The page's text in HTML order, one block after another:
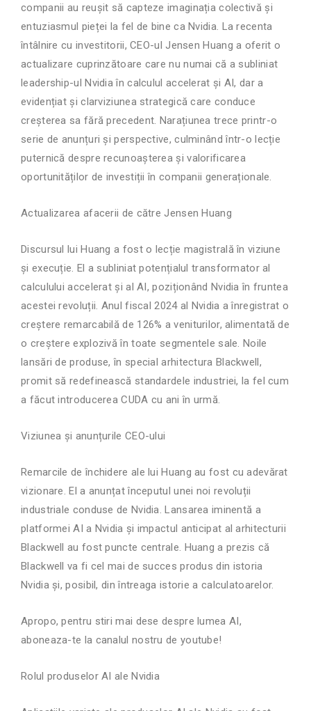
companii au reușit să capteze imaginația colectivă și
entuziasmul pieței la fel de bine ca Nvidia. La recenta
întâlnire cu investitorii, CEO-ul Jensen Huang a oferit o
actualizare cuprinzătoare care nu numai că a subliniat
leadership-ul Nvidia în calculul accelerat și AI, dar a
evidențiat și clarviziunea strategică care conduce
creșterea sa fără precedent. Narațiunea trece printr-o
serie de anunțuri și perspective, culminând într-o lecție
puternică despre recunoașterea și valorificarea
oportunităților de investiții în companii generaționale.
Actualizarea afacerii de către Jensen Huang
Discursul lui Huang a fost o lecție magistrală în viziune
și execuție. El a subliniat potențialul transformator al
calculului accelerat și al AI, poziționând Nvidia în fruntea
acestei revoluții. Anul fiscal 2024 al Nvidia a înregistrat o
creștere remarcabilă de 126% a veniturilor, alimentată de
o creștere explozivă în toate segmentele sale. Noile
lansări de produse, în special arhitectura Blackwell,
promit să redefinească standardele industriei, la fel cum
a făcut introducerea CUDA cu ani în urmă.
Viziunea și anunțurile CEO-ului
Remarcile de închidere ale lui Huang au fost cu adevărat
vizionare. El a anunțat începutul unei noi revoluții
industriale conduse de Nvidia. Lansarea iminentă a
platformei AI a Nvidia și impactul anticipat al arhitecturii
Blackwell au fost puncte centrale. Huang a prezis că
Blackwell va fi cel mai de succes produs din istoria
Nvidia și, posibil, din întreaga istorie a calculatoarelor.
Apropo, pentru stiri mai dese despre lumea AI,
aboneaza-te la canalul nostru de youtube!
Rolul produselor AI ale Nvidia